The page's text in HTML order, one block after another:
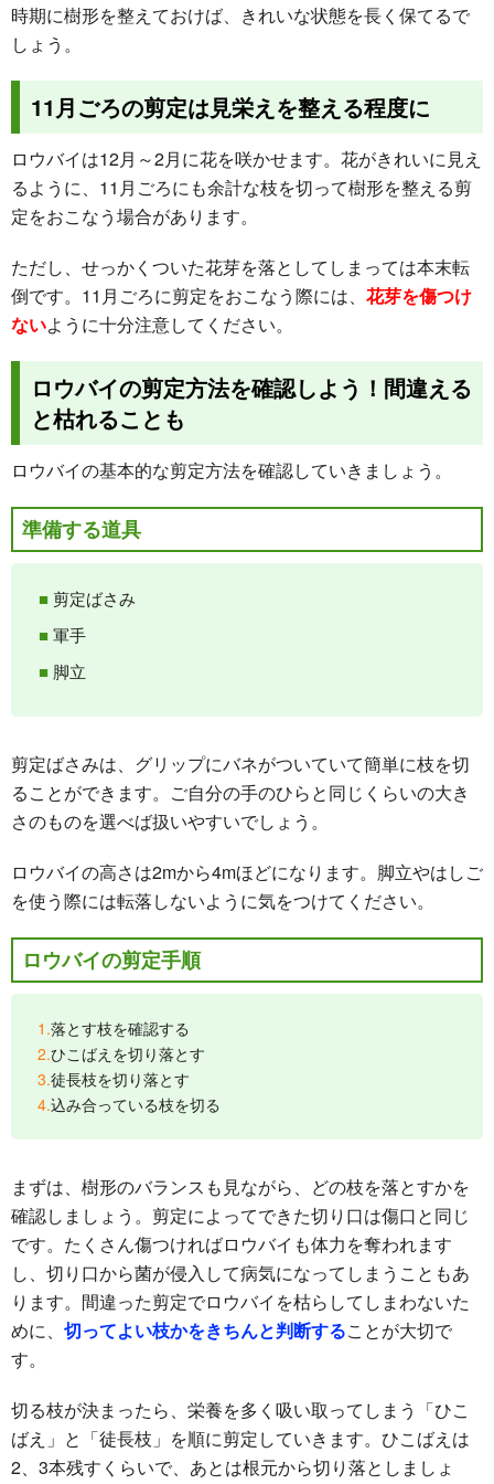
時期に樹形を整えておけば、きれいな状態を長く保てるで
しょう。
11月ごろの剪定は見栄えを整える程度に
ロウバイは12月～2月に花を咲かせます。花がきれいに見え
るように、11月ごろにも余計な枝を切って樹形を整える剪
定をおこなう場合があります。
ただし、せっかくついた花芽を落としてしまっては本末転
倒です。11月ごろに剪定をおこなう際には、 花芽を傷つけ
ないように十分注意してください。
ロウバイの剪定方法を確認しよう！間違える
と枯れることも
ロウバイの基本的な剪定方法を確認していきましょう。
準備する道具
剪定ばさみ
軍手
脚立
剪定ばさみは、グリップにバネがついていて簡単に枝を切
ることができます。ご自分の手のひらと同じくらいの大き
さのものを選べば扱いやすいでしょう。
ロウバイの高さは2mから4mほどになります。脚立やはしご
を使う際には転落しないように気をつけてください。
ロウバイの剪定手順
落とす枝を確認する
ひこばえを切り落とす
徒長枝を切り落とす
込み合っている枝を切る
まずは、樹形のバランスも見ながら、どの枝を落とすかを
確認しましょう。剪定によってできた切り口は傷口と同じ
です。たくさん傷つければロウバイも体力を奪われます
し、切り口から菌が侵入して病気になってしまうこともあ
ります。間違った剪定でロウバイを枯らしてしまわないた
めに、 切ってよい枝かをきちんと判断することが大切で
す。
切る枝が決まったら、栄養を多く吸い取ってしまう「ひこ
ばえ」と「徒長枝」を順に剪定していきます。ひこばえは
2、3本残すくらいで、あとは根元から切り落としましょ